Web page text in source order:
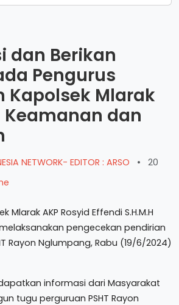
dan Berikan
Pengurus
Kapolsek Mlarak
Keamanan dan
NETWORK- EDITOR : ARSO •
20
Mlarak AKP Rosyid Effendi S.H.M.H
pengecekan pendirian
Rayon Nglumpang, Rabu (19/6/2024)
informasi dari Masyarakat
tugu perguruan PSHT Rayon